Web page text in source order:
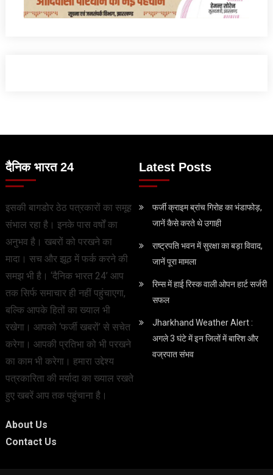
दैनिक भारत 24
इसकी बागडोर ठेठ पत्रकारों का समूह
संभाल रहा है। इनके पास वर्षों का
अनुभव है। खबरों को परखने का
मादा। सच और झूठ में फर्क करने की
समझ भी है। ‘दैनिक भारत 24’ आप
तक सिर्फ समाचार ही नहीं पहुंचाएगा,
बल्कि आपके हितों का ख्याल भी
रखेगा। आपको ‘फर्जी खबरों’ से सचेत
करेगा। आपकी प्रतिभा को भी परखने
का काम भी करेगा। हमारा उद्देश्य
पत्रकारिता की मर्यादा का ख्याल रखते
हुए खबरें आप तक पहुंचाना है।
About Us
Contact Us
Latest Posts
फर्जी क्राइम ब्रांच गिरोह का भंडाफोड़,
जानें कैसे करते थे उगाही
राष्ट्रपति भवन में सुरक्षा का बड़ा विवाद,
जानें पूरा मामला
रिम्स में हाई रिस्क वाली ओपन हार्ट सर्जरी
सफल
Jharkhand Weather Alert :
अगले 3 घंटे में इन जिलों में बारिश और
वज्रपात संभव